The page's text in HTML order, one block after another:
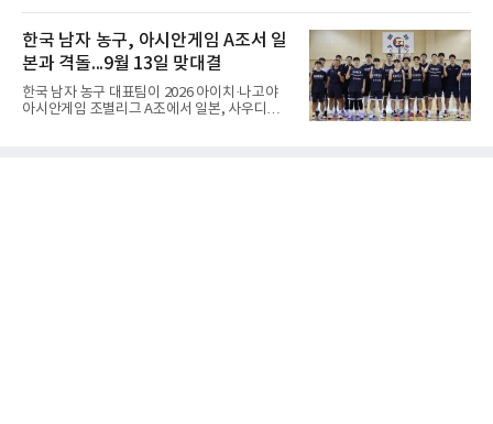
상선(先相先), 선이선(先二先) 등 여러 단계가
우슬체육관에서 열린 대회 남고부 B조 예선 3차
전에서 대전고를 상대로 주전 선수들의 고른 활
약을 앞세워 108-33으로 대승을 거뒀다.용산고
는 배대범이 22점, 김민기가 19점, 이승민이 13
점을 올리며 공격을 이끌었다. 경기 초반부터 주
도권을 잡은 용산고는 일찌감치 승기를 굳히며
대전고에 큰 점수 차 승리를 거뒀다.이로써 용산
한국 남자 농구, 아시안게임 A조서 일
본과 격돌...9월 13일 맞대결
한국 남자 농구 대표팀이 2026 아이치·나고야
아시안게임 조별리그 A조에서 일본, 사우디아라